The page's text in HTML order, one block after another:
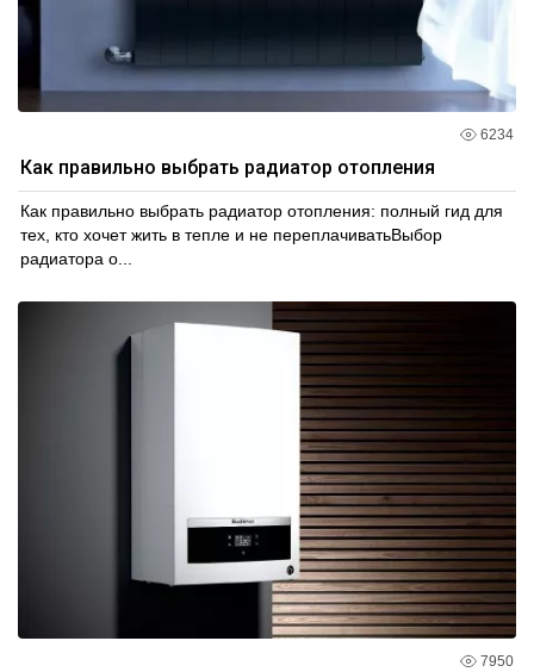
6234
Как правильно выбрать радиатор отопления
Как правильно выбрать радиатор отопления: полный гид для
тех, кто хочет жить в тепле и не переплачиватьВыбор
радиатора о...
7950